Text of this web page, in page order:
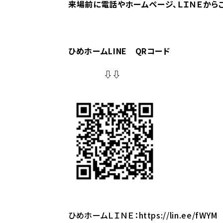
来場前に電話やホームページ、ＬＩＮＥか
ひめホームLINE QRコード
⇩⇩
ひめホームＬＩＮＥ：https://lin.ee/fWYM